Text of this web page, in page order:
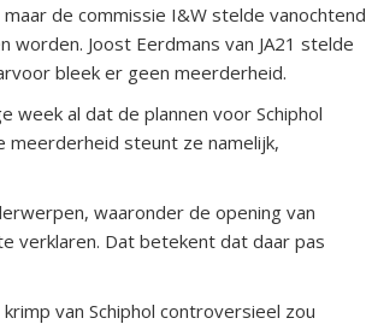
de commissie I&W stelde vanochtend
Joost Eerdmans van JA21 stelde
bleek er geen meerderheid.
week al dat de plannen voor Schiphol
meerderheid steunt ze namelijk,
waaronder de opening van
verklaren. Dat betekent dat daar pas
van Schiphol controversieel zou